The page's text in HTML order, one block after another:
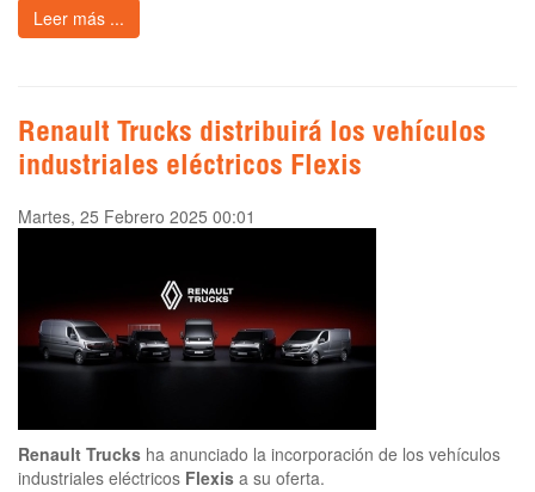
Leer más ...
Renault Trucks distribuirá los vehículos
industriales eléctricos Flexis
Martes, 25 Febrero 2025 00:01
Renault Trucks ha anunciado la incorporación de los vehículos
industriales eléctricos Flexis a su oferta.